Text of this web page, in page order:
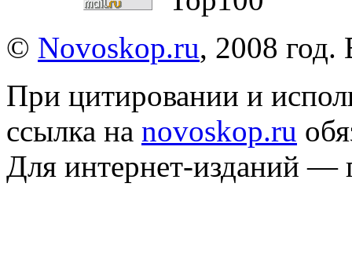
© Novoskop.ru, 2008
При цитировании и
ссылка на novoskop.ru
Для интернет-изданий —